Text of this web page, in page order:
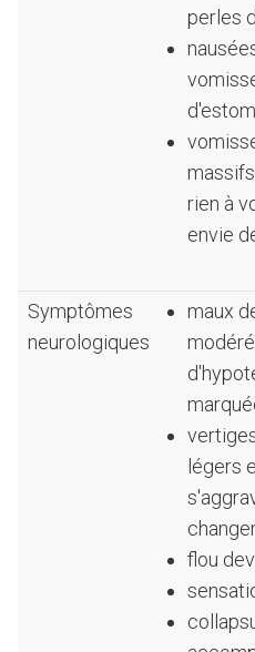
perles
rien à
envie
Symptômes
neurologiques
maux
légers
flou